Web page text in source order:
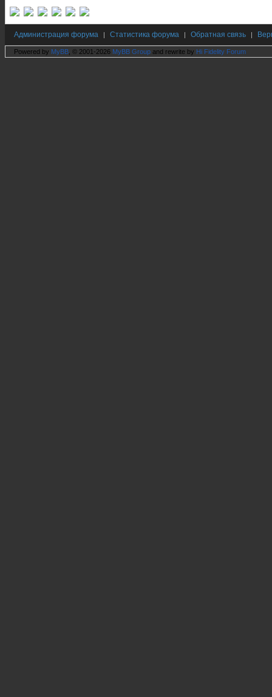
Администрация форума | Статистика форума | Обратная связь |
Powered by MyBB , © 2001-2026 MyBB Group and rewrite by Hi Fidelity Forum